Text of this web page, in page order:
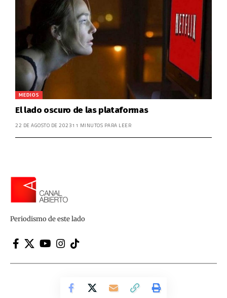
MEDIOS
El lado oscuro de las plataformas
22 DE AGOSTO DE 202311 MINUTOS PARA LEER
Periodismo de este lado
Canal Abierto | Periodismo de este lado